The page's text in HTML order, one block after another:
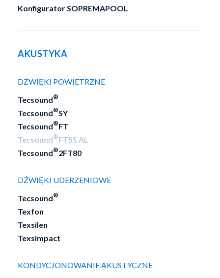
Konfigurator SOPREMAPOOL
AKUSTYKA
DŹWIĘKI POWIETRZNE
Tecsound®
Tecsound®SY
Tecsound®FT
Tecsound®FT55 AL
Tecsound®2FT80
DŹWIĘKI UDERZENIOWE
Tecsound®
Texfon
Texsilen
Texsimpact
KONDYCJONOWANIE AKUSTYCZNE
dodatkowo ją zabezpiecza i jednocześnie jest warstwą
KONTAKT
Zalety
(przewodu, kanału, rury) na który jest nakładana,